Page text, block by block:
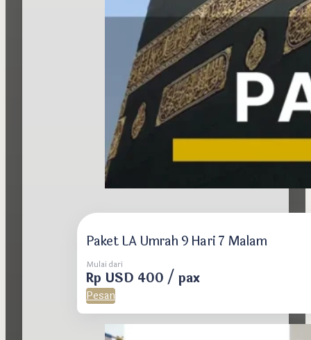
Paket LA Umrah 9 Hari 7 Malam
Mulai dari
Rp USD 400 / pax
Pesan